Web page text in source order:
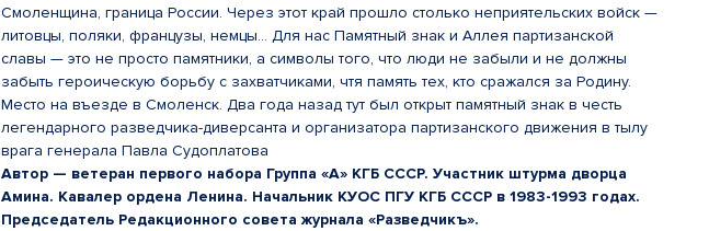
Смоленщина, граница России. Через этот край прошло столько неприятельских войск —
литовцы, поляки, французы, немцы… Для нас Памятный знак и Аллея партизанской
славы — это не просто памятники, а символы того, что люди не забыли и не должны
забыть героическую борьбу с захватчиками, чтя память тех, кто сражался за Родину.
Место на въезде в Смоленск. Два года назад тут был открыт памятный знак в честь
легендарного разведчика-диверсанта и организатора партизанского движения в тылу
врага генерала Павла Судоплатова
Автор — ветеран первого набора Группа «А» КГБ СССР. Участник штурма дворца
Амина. Кавалер ордена Ленина. Начальник КУОС ПГУ КГБ СССР в 1983-1993 годах.
Председатель Редакционного совета журнала «Разведчикъ».